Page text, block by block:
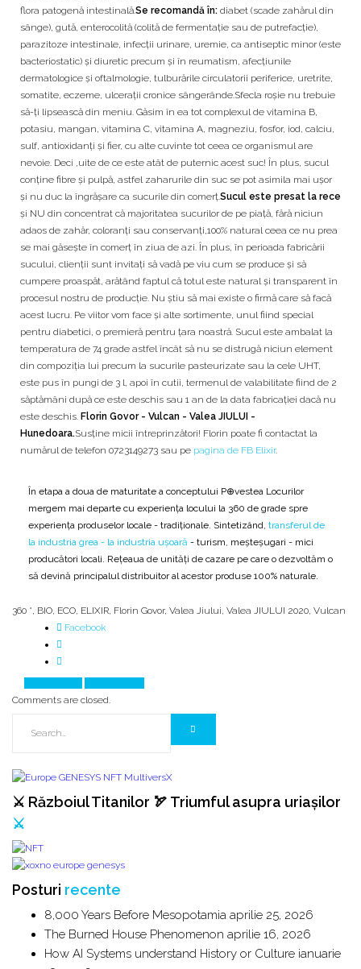
flora patogenă intestinală.Se recomandă în: diabet (scade zahărul din
sânge), gută, enterocolită (colită de fermentație sau de putrefacție),
parazitoze intestinale, infecții urinare, uremie, ca antiseptic minor (este
bacteriostatic) și diuretic precum și în reumatism, afecțiunile
dermatologice și oftalmologie, tulburările circulatorii periferice, uretrite,
somatite, eczeme, ulcerații cronice sângerânde.Sfecla roşie nu trebuie
să-ţi lipsească din meniu. Găsim în ea tot complexul de vitamina B,
potasiu, mangan, vitamina C, vitamina A, magneziu, fosfor, iod, calciu,
sulf, antioxidanţi şi fier, cu alte cuvinte tot ceea ce organismul are
nevoie. Deci ,uite de ce este atât de puternic acest suc! În plus, sucul
conține fibre și pulpă, astfel zaharurile din suc se pot asimila mai ușor
și nu duc la îngrășare ca sucurile din comerț.Sucul este presat la rece
și NU din concentrat că majoritatea sucurilor de pe piață, fără niciun
adaos de zahăr, coloranți sau conservanți,100% natural ceea ce nu prea
se mai găsește în comerț în ziua de azi. În plus, în perioada fabricării
sucului, clienții sunt invitați să vadă pe viu cum se produce și să
cumpere proaspăt, arătând faptul că totul este natural și transparent în
procesul nostru de producție. Nu știu să mai existe o firmă care să facă
acest lucru. Pe viitor vom face și alte sortimente, unul fiind special
pentru diabetici, o premieră pentru țara noastră. Sucul este ambalat la
temperatura de 74 grade astfel încât să nu se distrugă niciun element
din compoziția lui precum la sucurile pasteurizate sau la cele UHT,
este pus în pungi de 3 l, apoi în cutii, termenul de valabilitate fiind de 2
săptămâni după ce este deschis sau 1 an de la data fabricației dacă nu
este deschis. Florin Govor - Vulcan - Valea JIULUI -
Hunedoara.Susține micii întreprinzători! Florin poate fi contactat la
numărul de telefon 0723149273 sau pe pagina de FB Elixir.
În etapa a doua de maturitate a conceptului P⊕vestea Locurilor
mergem mai departe cu experiența locului la 360 de grade spre
experiența produselor locale - tradiționale. Sintetizând, transferul de
la industria grea - la industria ușoară - turism, meșteșugari - mici
producători locali. Rețeaua de unități de cazare pe care o dezvoltăm o
să devină principalul distribuitor al acestor produse 100% naturale.
360 °, BIO, ECO, ELIXIR, Florin Govor, Valea Jiului, Valea JIULUI 2020, Vulcan
Facebook
Comments are closed.
⚔️ Războiul Titanilor 🏹 Triumful asupra uriașilor
⚔️
Posturi recente
8,000 Years Before Mesopotamia aprilie 25, 2026
The Burned House Phenomenon aprilie 16, 2026
How AI Systems understand History or Culture ianuarie